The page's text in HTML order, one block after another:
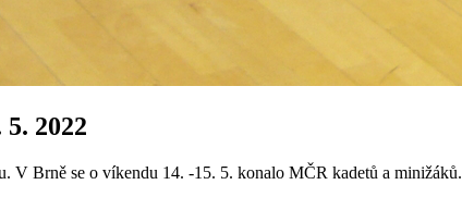
2022
V Brně se o víkendu 14. -15. 5. konalo MČR kadetů a minižáků.